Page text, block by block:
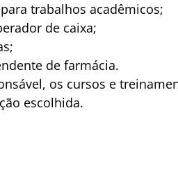
trabalhos acadêmicos;
de caixa;
de farmácia.
os cursos e
escolhida.